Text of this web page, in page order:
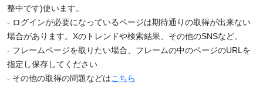
整中です)使います。
- ログインが必要になっているページは期待通りの取得が出来ない
場合があります。Xのトレンドや検索結果、その他のSNSなど。
- フレームページを取りたい場合、フレームの中のページのURLを
指定し保存してください
- その他の取得の問題などはこちら